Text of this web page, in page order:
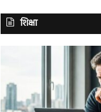
शिक्षा